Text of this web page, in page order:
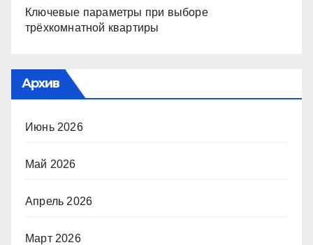
Ключевые параметры при выборе
трёхкомнатной квартиры
Архив
Июнь 2026
Май 2026
Апрель 2026
Март 2026